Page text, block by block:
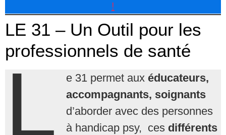
!
LE 31 – Un Outil pour les
professionnels de santé
L e 31 permet aux éducateurs,
accompagnants, soignants
d’aborder avec des personnes
à handicap psy, ces différents